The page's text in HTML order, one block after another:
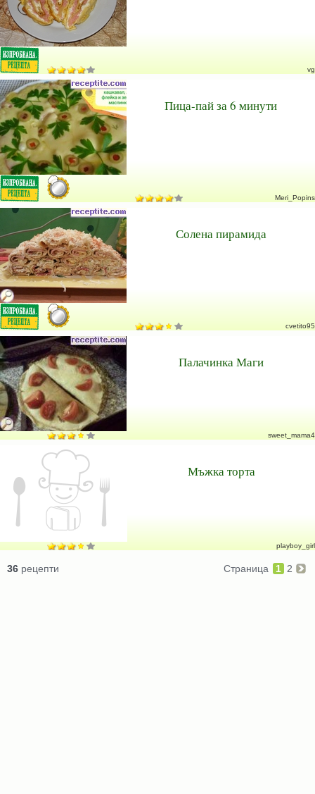
vg
Пица-пай за 6 минути
Meri_Popins
Солена пирамида
cvetito95
Палачинка Маги
sweet_mama4
Мъжка торта
playboy_girl
36 рецепти Страница 1 2